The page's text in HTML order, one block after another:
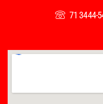
71 3444-